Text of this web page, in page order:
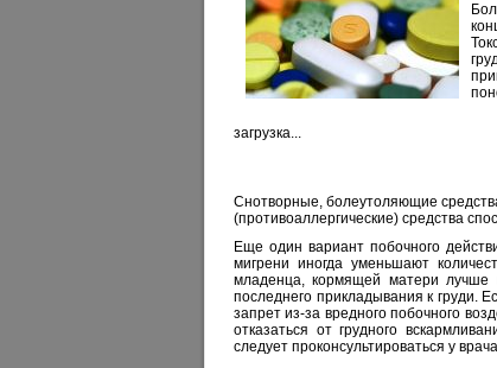
загрузка...
Снотворные, болеутоляющие
(противоаллергические) средства
Еще один вариант побочного
мигрени иногда уменьшают
младенца, кормящей матери лучше
последнего прикладывания к груди.
запрет из-за вредного побочного
отказаться от грудного
следует проконсультироваться у